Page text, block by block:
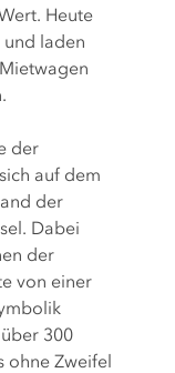
Heute
und laden
der
auf dem
der
Dabei
der
von einer
300
ohne Zweifel